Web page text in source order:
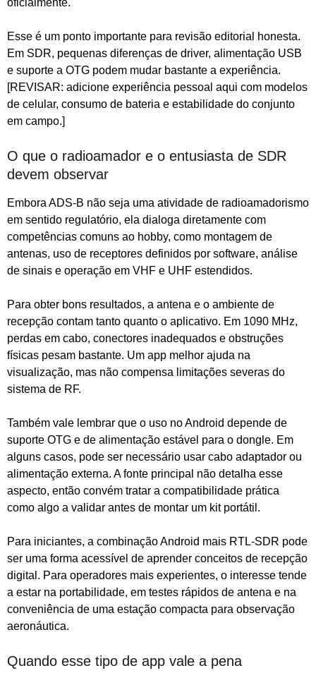
oficialmente.
Esse é um ponto importante para revisão editorial honesta.
Em SDR, pequenas diferenças de driver, alimentação USB
e suporte a OTG podem mudar bastante a experiência.
[REVISAR: adicione experiência pessoal aqui com modelos
de celular, consumo de bateria e estabilidade do conjunto
em campo.]
O que o radioamador e o entusiasta de SDR
devem observar
Embora ADS-B não seja uma atividade de radioamadorismo
em sentido regulatório, ela dialoga diretamente com
competências comuns ao hobby, como montagem de
antenas, uso de receptores definidos por software, análise
de sinais e operação em VHF e UHF estendidos.
Para obter bons resultados, a antena e o ambiente de
recepção contam tanto quanto o aplicativo. Em 1090 MHz,
perdas em cabo, conectores inadequados e obstruções
físicas pesam bastante. Um app melhor ajuda na
visualização, mas não compensa limitações severas do
sistema de RF.
Também vale lembrar que o uso no Android depende de
suporte OTG e de alimentação estável para o dongle. Em
alguns casos, pode ser necessário usar cabo adaptador ou
alimentação externa. A fonte principal não detalha esse
aspecto, então convém tratar a compatibilidade prática
como algo a validar antes de montar um kit portátil.
Para iniciantes, a combinação Android mais RTL-SDR pode
ser uma forma acessível de aprender conceitos de recepção
digital. Para operadores mais experientes, o interesse tende
a estar na portabilidade, em testes rápidos de antena e na
conveniência de uma estação compacta para observação
aeronáutica.
Quando esse tipo de app vale a pena